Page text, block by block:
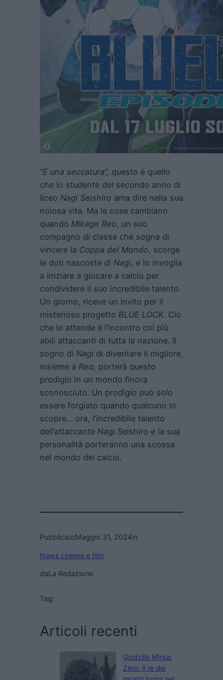
“È una seccatura”, questo è quello
che lo studente del secondo anno di
liceo Nagi Seishiro ama dire nella sua
noiosa vita. Ma le cose cambiano
quando Mikage Reo, un suo
compagno di classe che sogna di
vincere la Coppa del Mondo, scorge
le doti nascoste di Nagi, e lo invoglia
a iniziare a giocare a calcio per
condividere il suo incredibile talento.
Un giorno, riceve un invito per il
misterioso progetto BLUE LOCK. Ciò
che lo attende è l’incontro coi più
abili attaccanti di tutta la nazione. Il
sogno di Nagi di diventare il migliore,
insieme a Reo, porterà questo
prodigio in un mondo finora
sconosciuto. Un prodigio può solo
essere forgiato quando qualcuno lo
scopre… ora, l’incredibile talento
dell’attaccante Nagi Seishiro e la sua
personalità porteranno una scossa
nel mondo del calcio.
PubblicatoMaggio 31, 2024in
News cinema e film
daLa Redazione
Tag:
Articoli recenti
Godzilla Minus
Zero: il re dei